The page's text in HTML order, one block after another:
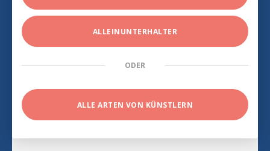
ALLEINUNTERHALTER
ODER
ALLE ARTEN VON KÜNSTLERN